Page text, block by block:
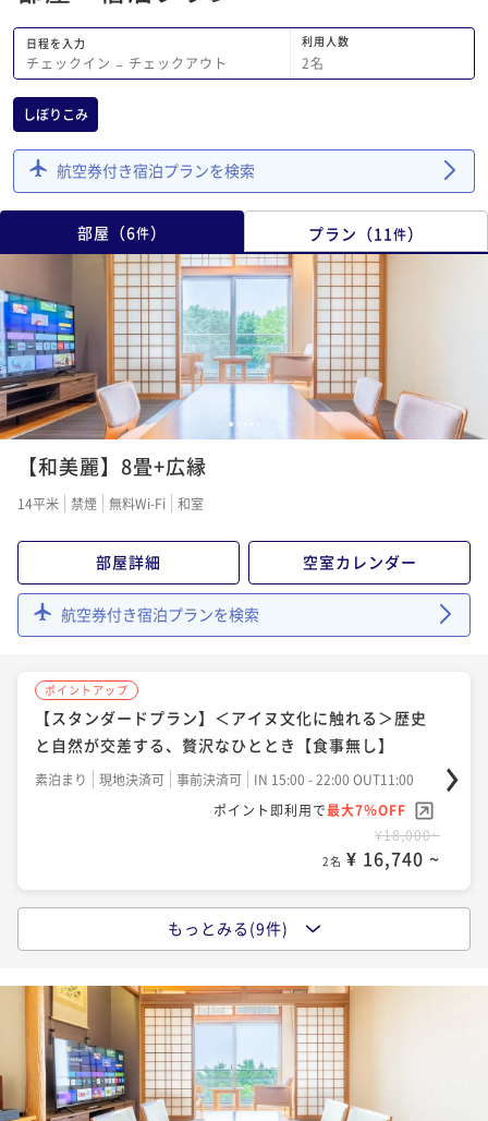
日程を入力
チェックイン − チェックアウト
利用人数
2名
しぼりこみ
航空券付き宿泊プランを検索
部屋 （6件） プラン （11 件）
1 5
【和美麗】8畳+広縁
14平米 禁煙 無料Wi-Fi 和室
部屋詳細 空室カレンダー
航空券付き宿泊プランを検索
ポイントアップ
【スタンダードプラン】＜アイヌ文化に触れる＞歴史
と自然が交差する、贅沢なひととき【食事無し】
素泊まり 現地決済可 事前決済可
IN 15:00 - 22:00 OUT11:00
ポイント即利用で最大7％OFF
¥18,000~
2名 ¥ 16,740 ~
【スタンダードプラン】＜アイヌ文化×露天風呂＞歴
史と自然が交差する贅沢なひととき【朝食ブッフェ】
朝食付き 現地決済可 事前決済可
IN 15:00 - 22:00 OUT11:00
ポイント即利用で最大7％OFF
2名 ¥ 18,600 ~
もっとみる(9件)